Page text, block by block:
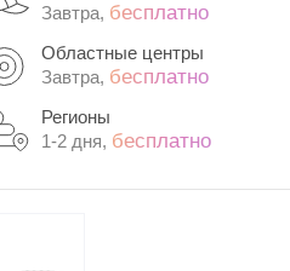
Завтра, бесплатно
Областные центры
Завтра, бесплатно
Регионы
1-2 дня, бесплатно